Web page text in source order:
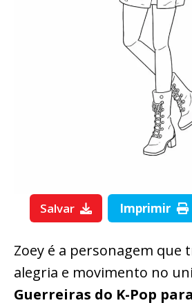
Salvar Imprimir
Zoey é a personagem que
alegria e movimento no
Guerreiras do K-Pop